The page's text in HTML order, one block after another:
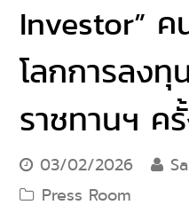
Investor” ค
โลกการลง
ราชทานฯ ค
03/02/2026
Press Room